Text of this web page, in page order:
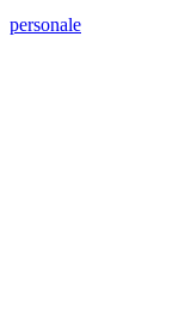
personale